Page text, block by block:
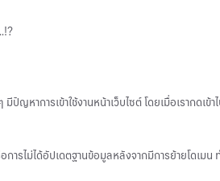
หาการเข้าใช้งานหน้าเว็บไซต์ โดยเมื่อเรากด
การไม่ได้อัปเดตฐานข้อมูลหลังจากมีการย้ายโดเ